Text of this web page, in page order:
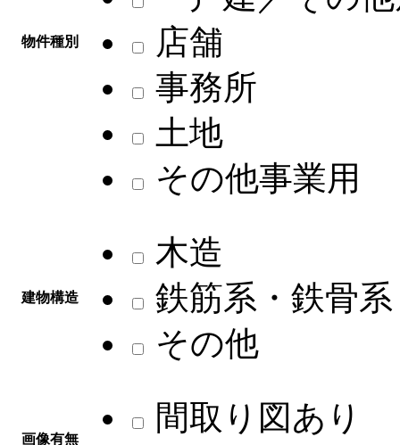
物件種別
店舗
事務所
土地
その他事業用
建物構造
木造
鉄筋系・鉄骨系
その他
画像有無
間取り図あり